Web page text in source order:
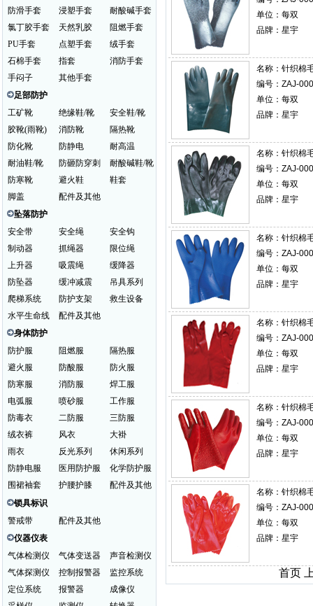
防滑手套
浸塑手套
耐酸碱手套
氯丁胶手套
天然乳胶
阻燃手套
PU手套
点塑手套
绒手套
石棉手套
指套
消防手套
手闷子
其他手套
足部防护
工矿靴
绝缘鞋/靴
安全鞋/靴
胶靴(雨靴)
消防靴
隔热靴
防化靴
防静电
耐高温
耐油鞋/靴
防砸防穿刺
耐酸碱鞋/靴
防寒靴
避火鞋
鞋套
脚盖
配件及其他
坠落防护
安全带
安全绳
安全钩
制动器
抓绳器
限位绳
上升器
吸震绳
缓降器
防坠器
缓冲减震
吊具系列
爬梯系统
防护支架
救生设备
水平生命线
配件及其他
身体防护
防护服
阻燃服
隔热服
避火服
防酸服
防火服
防寒服
消防服
焊工服
电弧服
喷砂服
工作服
防毒衣
二防服
三防服
绒衣裤
风衣
大褂
雨衣
反光系列
休闲系列
防静电服
医用防护服
化学防护服
围裙袖套
护腰护膝
配件及其他
锁具标识
警戒带
配件及其他
仪器仪表
气体检测仪
气体变送器
声音检测仪
气体探测仪
控制报警器
监控系统
定位系统
报警器
成像仪
单位：每双
品牌：星宇
名称： 针织棉
编号：ZAJ-
单位：每双
品牌：星宇
名称： 针织棉
编号：ZAJ-
单位：每双
品牌：星宇
名称： 针织棉
编号：ZAJ-
单位：每双
品牌：星宇
名称： 针织棉
编号：ZAJ-
单位：每双
品牌：星宇
名称： 针织棉
编号：ZAJ-
单位：每双
品牌：星宇
名称： 针织棉
编号：ZAJ-
单位：每双
品牌：星宇
首页